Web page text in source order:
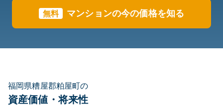
無料 マンションの今の価格を知る
福岡県糟屋郡粕屋町の
資産価値・将来性